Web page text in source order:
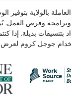
بالولاية بتوفير
وفرص العمل.
بتنسيقات بديلة. إذا
جوجل كروم لعرض